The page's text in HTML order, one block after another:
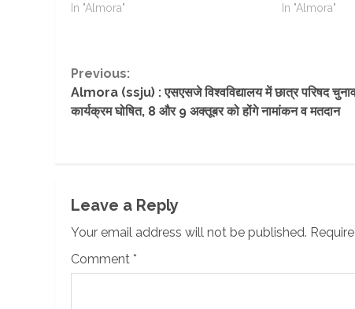
In "Almora"
In "Almora"
Continue
Reading
Previous:
Almora (ssju) : एसएसजे विश्वविद्यालय में छात्र परिषद
कार्यक्रम घोषित, 8 और 9 अक्तूबर को होंगे नामांकन व मतदान
Leave a Reply
Your email address will not be published.
Comment *